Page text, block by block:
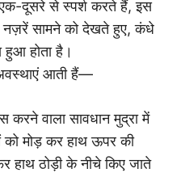
दूसरे से स्पर्श करते हैं, इस
नज़रें सामने को देखते हुए, कंधे
हुआ होता है।
आती हैं—
करने वाला सावधान मुद्रा में
मोड़ कर हाथ ऊपर की
हाथ ठोड़ी के नीचे किए जाते